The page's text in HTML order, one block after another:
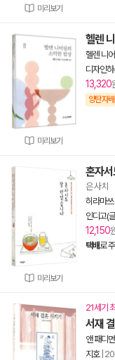
미리보기
미리보기
헬렌
헬렌 니
디자인
13,320
양탄자
미리보기
혼자
은 사치
히라마
인디고(
12,150
택배로
21세기
서재
앤 패디먼
지호|